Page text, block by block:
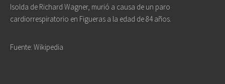
Isolda de Richard Wagner, murió a causa de un paro
cardiorrespiratorio en Figueras a la edad de 84 años.
Fuente: Wikipedia